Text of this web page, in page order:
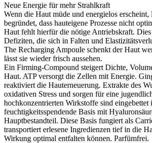
Neue Energie für mehr Strahlkraft
Wenn die Haut müde und energielos
begründet, dass hauteigene Prozesse nicht
Haut fehlt hierfür die nötige Antriebskraft.
Defiziten, die sich in Falten und
The Recharging Ampoule schenkt der Haut
lässt sie wieder frisch aussehen.
Ein Firming-Compound steigert Dichte,
Haut. ATP versorgt die Zellen mit Energie.
reaktiviert die Hauterneuerung. Extrakte des
oxidativen Stress und sorgen für eine
hochkonzentrierten Wirkstoffe sind eingebettet
feuchtigkeitsspendende Basis mit
Hauptbestandteil. Diese Basis fungiert als
transportiert erlesene Ingredienzen tief in die
Wirkung optimal entfalten können. Parfümfrei.